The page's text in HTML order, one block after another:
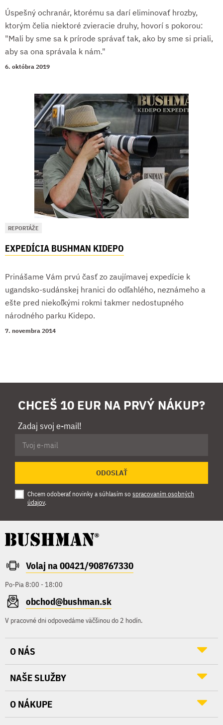
Úspešný ochranár, ktorému sa darí eliminovať hrozby,
ktorým čelia niektoré zvieracie druhy, hovorí s pokorou:
"Mali by sme sa k prírode správať tak, ako by sme si priali,
aby sa ona správala k nám."
6. októbra 2019
REPORTÁŽE
EXPEDÍCIA BUSHMAN KIDEPO
Prinášame Vám prvú časť zo zaujímavej expedície k
ugandsko-sudánskej hranici do odľahlého, neznámeho a
ešte pred niekoľkými rokmi takmer nedostupného
národného parku Kidepo.
7. novembra 2014
CHCEŠ 10 EUR NA PRVÝ NÁKUP?
Zadaj svoj e-mail!
ODOSLAŤ
Chcem odoberať novinky a súhlasím so spracovaním osobných
údajov.
Volaj na 00421/908767330
Po-Pia 8:00 - 18:00
obchod@bushman.sk
V pracovné dni odpovedáme väčšinou do 2 hodín.
O NÁS
NAŠE SLUŽBY
O NÁKUPE